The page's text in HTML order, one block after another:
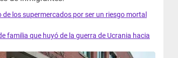
los supermercados por ser un riesgo mortal
familia que huyó de la guerra de Ucrania hacia